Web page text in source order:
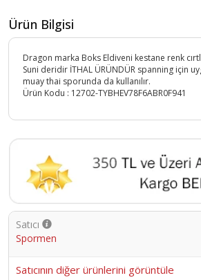
Ürün Bilgisi
Dragon marka Boks Eldiveni kestane renk
Suni deridir İTHAL ÜRÜNDÜR spanning için
muay thai sporunda da kullanılır.
Ürün Kodu : 12702-TYBHEV78F6ABR0F941
Satıcı
Spormen
Satıcının diğer ürünlerini görüntüle